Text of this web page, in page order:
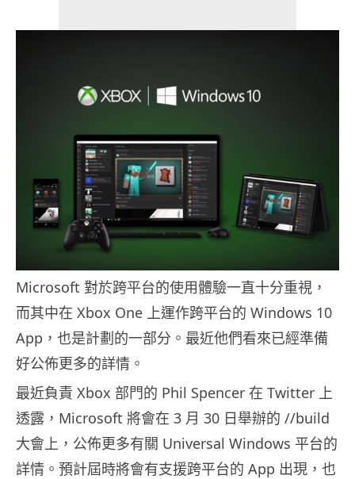
Microsoft 對於跨平台的使用體驗一直十分重視，
而其中在 Xbox One 上運作跨平台的 Windows 10
App，也是計劃的一部分。最近他們看來已經準備
好公佈更多的詳情。
最近負責 Xbox 部門的 Phil Spencer 在 Twitter 上
透露，Microsoft 將會在 3 月 30 日舉辦的 //build
大會上，公佈更多有關 Universal Windows 平台的
詳情。預計屆時將會有支援跨平台的 App 出現，也